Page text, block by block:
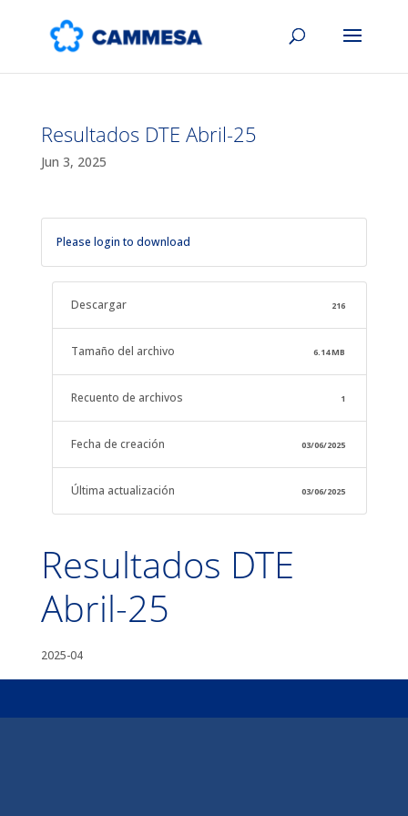
Resultados DTE Abril-25
Jun 3, 2025
Please login to download
Descargar 216
Tamaño del archivo 6.14 MB
Recuento de archivos 1
Fecha de creación 03/06/2025
Última actualización 03/06/2025
Resultados DTE
Abril-25
2025-04